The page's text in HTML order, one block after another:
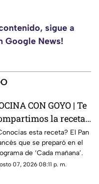
sigue a
Google News!
CON GOYO | Te
la receta
un delicioso pan
esta receta? El Pan
que se preparó en el
de ‘Cada mañana’.
07, 2026 08:11 p. m.